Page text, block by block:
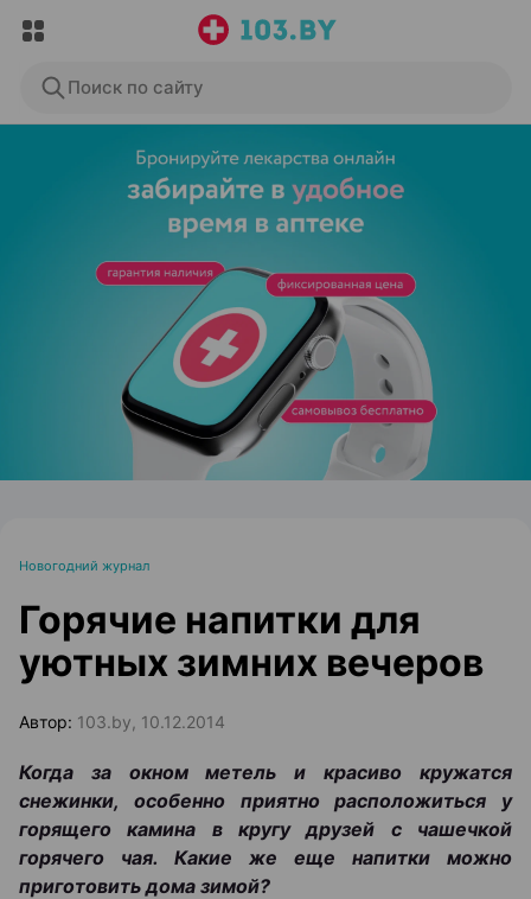
Поиск по сайту
ЭФФЕКТИВНАЯ РЕКЛАМА НА САЙТЕ
Новогодний журнал
Горячие напитки для
уютных зимних вечеров
Автор: 103.by, 10.12.2014
Когда за окном метель и красиво кружатся
снежинки, особенно приятно расположиться у
горящего камина в кругу друзей с чашечкой
горячего чая. Какие же еще напитки можно
приготовить дома зимой?